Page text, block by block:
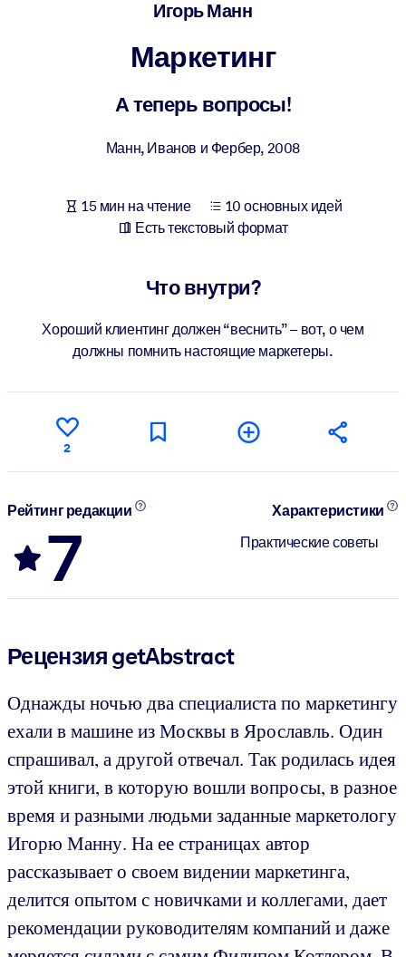
Интегрируйте краткие проверенные знания в вашу LMS/LXP для
Обогатите корпоративную библиотеку надежными и готовыми к
использованию бизнес-знаниями.
Используйте надежные структурированные знания для
результатов ваших ИИ-систем.
Игорь Манн
Маркетинг
А теперь вопросы!
Манн, Иванов и Фербер, 2008
15 мин на чтение
10 основных идей
Есть текстовый формат
Что внутри?
Хороший клиентинг должен “веснить” – вот, о чем
должны помнить настоящие маркетеры.
2
Рейтинг редакции
7
Характеристики
Практические советы
Рецензия getAbstract
Однажды ночью два специалиста по маркетингу
ехали в машине из Москвы в Ярославль. Один
спрашивал, а другой отвечал. Так родилась идея
этой книги, в которую вошли вопросы, в разное
время и разными людьми заданные маркетологу
Игорю Манну. На ее страницах автор
рассказывает о своем видении маркетинга,
делится опытом с новичками и коллегами, дает
рекомендации руководителям компаний и даже